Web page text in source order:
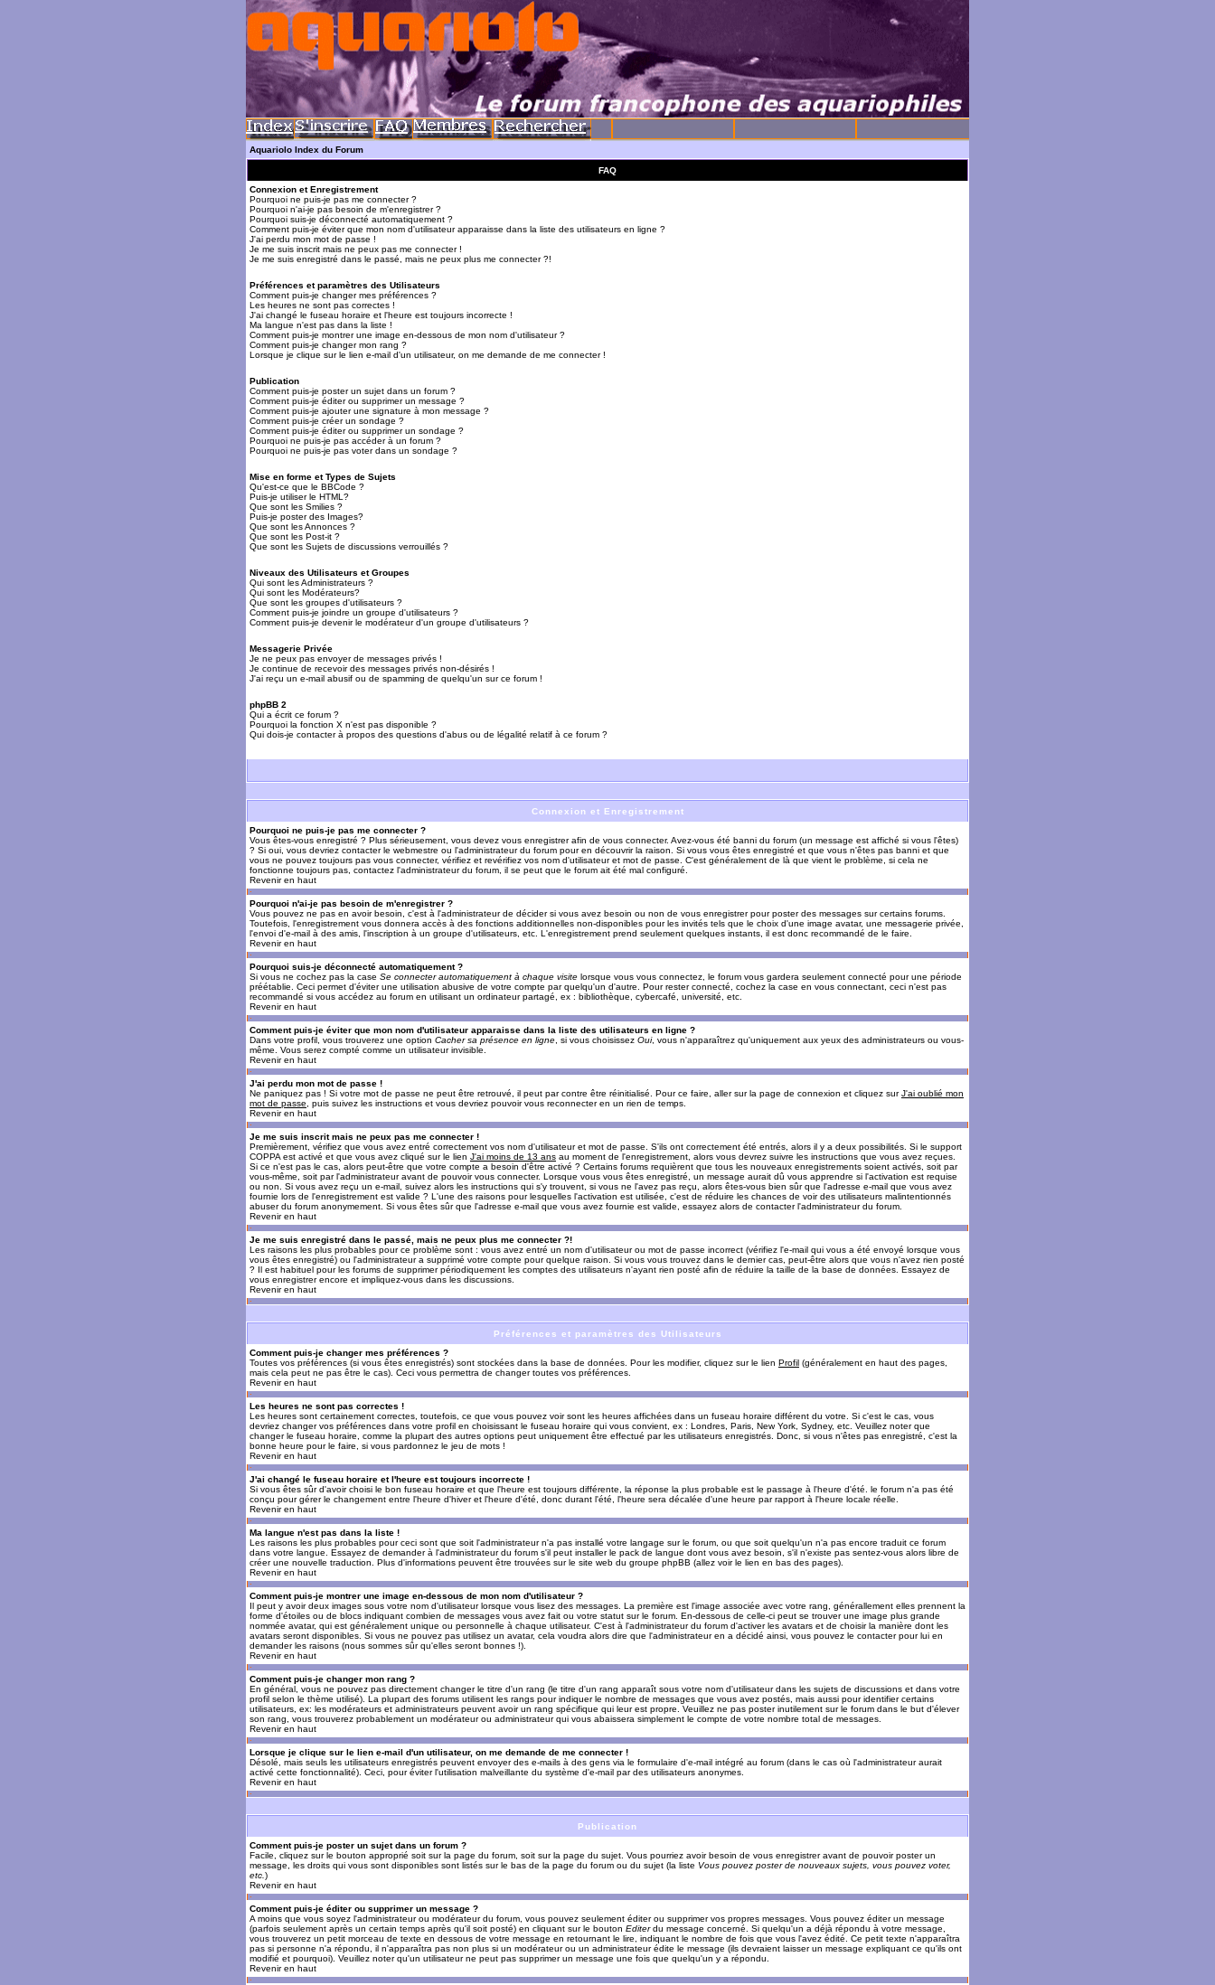
Aquariolo Index du Forum
FAQ
Connexion et Enregistrement
Pourquoi ne puis-je pas me connecter ?
Pourquoi n'ai-je pas besoin de m'enregistrer ?
Pourquoi suis-je déconnecté automatiquement ?
Comment puis-je éviter que mon nom d'utilisateur apparaisse dans la liste des utilisateurs en ligne ?
J'ai perdu mon mot de passe !
Je me suis inscrit mais ne peux pas me connecter !
Je me suis enregistré dans le passé, mais ne peux plus me connecter ?!
Préférences et paramètres des Utilisateurs
Comment puis-je changer mes préférences ?
Les heures ne sont pas correctes !
J'ai changé le fuseau horaire et l'heure est toujours incorrecte !
Ma langue n'est pas dans la liste !
Comment puis-je montrer une image en-dessous de mon nom d'utilisateur ?
Comment puis-je changer mon rang ?
Lorsque je clique sur le lien e-mail d'un utilisateur, on me demande de me connecter !
Publication
Comment puis-je poster un sujet dans un forum ?
Comment puis-je éditer ou supprimer un message ?
Comment puis-je ajouter une signature à mon message ?
Comment puis-je créer un sondage ?
Comment puis-je éditer ou supprimer un sondage ?
Pourquoi ne puis-je pas accéder à un forum ?
Pourquoi ne puis-je pas voter dans un sondage ?
Mise en forme et Types de Sujets
Qu'est-ce que le BBCode ?
Puis-je utiliser le HTML?
Que sont les Smilies ?
Puis-je poster des Images?
Que sont les Annonces ?
Que sont les Post-it ?
Que sont les Sujets de discussions verrouillés ?
Niveaux des Utilisateurs et Groupes
Qui sont les Administrateurs ?
Qui sont les Modérateurs?
Que sont les groupes d'utilisateurs ?
Comment puis-je joindre un groupe d'utilisateurs ?
Comment puis-je devenir le modérateur d'un groupe d'utilisateurs ?
Messagerie Privée
Je ne peux pas envoyer de messages privés !
Je continue de recevoir des messages privés non-désirés !
J'ai reçu un e-mail abusif ou de spamming de quelqu'un sur ce forum !
phpBB 2
Qui a écrit ce forum ?
Pourquoi la fonction X n'est pas disponible ?
Qui dois-je contacter à propos des questions d'abus ou de légalité relatif à ce forum ?
Connexion et Enregistrement
Pourquoi ne puis-je pas me connecter ?
Vous êtes-vous enregistré ? Plus sérieusement, vous devez vous enregistrer afin de vous connecter. Avez-vous été banni du forum (un message est affiché si vous l'êtes)
? Si oui, vous devriez contacter le webmestre ou l'administrateur du forum pour en découvrir la raison. Si vous vous êtes enregistré et que vous n'êtes pas banni et que
vous ne pouvez toujours pas vous connecter, vérifiez et revérifiez vos nom d'utilisateur et mot de passe. C'est généralement de là que vient le problème, si cela ne
fonctionne toujours pas, contactez l'administrateur du forum, il se peut que le forum ait été mal configuré.
Revenir en haut
Pourquoi n'ai-je pas besoin de m'enregistrer ?
Vous pouvez ne pas en avoir besoin, c'est à l'administrateur de décider si vous avez besoin ou non de vous enregistrer pour poster des messages sur certains forums.
Toutefois, l'enregistrement vous donnera accès à des fonctions additionnelles non-disponibles pour les invités tels que le choix d'une image avatar, une messagerie privée,
l'envoi d'e-mail à des amis, l'inscription à un groupe d'utilisateurs, etc. L'enregistrement prend seulement quelques instants, il est donc recommandé de le faire.
Revenir en haut
Pourquoi suis-je déconnecté automatiquement ?
Si vous ne cochez pas la case Se connecter automatiquement à chaque visite lorsque vous vous connectez, le forum vous gardera seulement connecté pour une période
préétablie. Ceci permet d'éviter une utilisation abusive de votre compte par quelqu'un d'autre. Pour rester connecté, cochez la case en vous connectant, ceci n'est pas
recommandé si vous accédez au forum en utilisant un ordinateur partagé, ex : bibliothèque, cybercafé, université, etc.
Revenir en haut
Comment puis-je éviter que mon nom d'utilisateur apparaisse dans la liste des utilisateurs en ligne ?
Dans votre profil, vous trouverez une option Cacher sa présence en ligne , si vous choisissez Oui, vous n'apparaîtrez qu'uniquement aux yeux des administrateurs ou vous-
même. Vous serez compté comme un utilisateur invisible.
Revenir en haut
J'ai perdu mon mot de passe !
Ne paniquez pas ! Si votre mot de passe ne peut être retrouvé, il peut par contre être réinitialisé. Pour ce faire, aller sur la page de connexion et cliquez surJ'ai oublié mon
mot de passe , puis suivez les instructions et vous devriez pouvoir vous reconnecter en un rien de temps.
Revenir en haut
Je me suis inscrit mais ne peux pas me connecter !
Premièrement, vérifiez que vous avez entré correctement vos nom d'utilisateur et mot de passe. S'ils ont correctement été entrés, alors il y a deux possibilités. Si le support
COPPA est activé et que vous avez cliqué sur le lien J'ai moins de 13 ans au moment de l'enregistrement, alors vous devrez suivre les instructions que vous avez reçues.
Si ce n'est pas le cas, alors peut-être que votre compte a besoin d'être activé ? Certains forums requièrent que tous les nouveaux enregistrements soient activés, soit par
vous-même, soit par l'administrateur avant de pouvoir vous connecter. Lorsque vous vous êtes enregistré, un message aurait dû vous apprendre si l'activation est requise
ou non. Si vous avez reçu un e-mail, suivez alors les instructions qui s'y trouvent, si vous ne l'avez pas reçu, alors êtes-vous bien sûr que l'adresse e-mail que vous avez
fournie lors de l'enregistrement est valide ? L'une des raisons pour lesquelles l'activation est utilisée, c'est de réduire les chances de voir des utilisateurs malintentionnés
abuser du forum anonymement. Si vous êtes sûr que l'adresse e-mail que vous avez fournie est valide, essayez alors de contacter l'administrateur du forum.
Revenir en haut
Je me suis enregistré dans le passé, mais ne peux plus me connecter ?!
Les raisons les plus probables pour ce problème sont : vous avez entré un nom d'utilisateur ou mot de passe incorrect (vérifiez l'e-mail qui vous a été envoyé lorsque vous
vous êtes enregistré) ou l'administrateur a supprimé votre compte pour quelque raison. Si vous vous trouvez dans le dernier cas, peut-être alors que vous n'avez rien posté
? Il est habituel pour les forums de supprimer périodiquement les comptes des utilisateurs n'ayant rien posté afin de réduire la taille de la base de données. Essayez de
vous enregistrer encore et impliquez-vous dans les discussions.
Revenir en haut
Préférences et paramètres des Utilisateurs
Comment puis-je changer mes préférences ?
Toutes vos préférences (si vous êtes enregistrés) sont stockées dans la base de données. Pour les modifier, cliquez sur le lien Profil (généralement en haut des pages,
mais cela peut ne pas être le cas). Ceci vous permettra de changer toutes vos préférences.
Revenir en haut
Les heures ne sont pas correctes !
Les heures sont certainement correctes, toutefois, ce que vous pouvez voir sont les heures affichées dans un fuseau horaire différent du votre. Si c'est le cas, vous
devriez changer vos préférences dans votre profil en choisissant le fuseau horaire qui vous convient, ex : Londres, Paris, New York, Sydney, etc. Veuillez noter que
changer le fuseau horaire, comme la plupart des autres options peut uniquement être effectué par les utilisateurs enregistrés. Donc, si vous n'êtes pas enregistré, c'est la
bonne heure pour le faire, si vous pardonnez le jeu de mots !
Revenir en haut
J'ai changé le fuseau horaire et l'heure est toujours incorrecte !
Si vous êtes sûr d'avoir choisi le bon fuseau horaire et que l'heure est toujours différente, la réponse la plus probable est le passage à l'heure d'été. le forum n'a pas été
conçu pour gérer le changement entre l'heure d'hiver et l'heure d'été, donc durant l'été, l'heure sera décalée d'une heure par rapport à l'heure locale réelle.
Revenir en haut
Ma langue n'est pas dans la liste !
Les raisons les plus probables pour ceci sont que soit l'administrateur n'a pas installé votre langage sur le forum, ou que soit quelqu'un n'a pas encore traduit ce forum
dans votre langue. Essayez de demander à l'administrateur du forum s'il peut installer le pack de langue dont vous avez besoin, s'il n'existe pas sentez-vous alors libre de
créer une nouvelle traduction. Plus d'informations peuvent être trouvées sur le site web du groupe phpBB (allez voir le lien en bas des pages).
Revenir en haut
Comment puis-je montrer une image en-dessous de mon nom d'utilisateur ?
Il peut y avoir deux images sous votre nom d'utilisateur lorsque vous lisez des messages. La première est l'image associée avec votre rang, générallement elles prennent la
forme d'étoiles ou de blocs indiquant combien de messages vous avez fait ou votre statut sur le forum. En-dessous de celle-ci peut se trouver une image plus grande
nommée avatar, qui est généralement unique ou personnelle à chaque utilisateur. C'est à l'administrateur du forum d'activer les avatars et de choisir la manière dont les
avatars seront disponibles. Si vous ne pouvez pas utilisez un avatar, cela voudra alors dire que l'administrateur en a décidé ainsi, vous pouvez le contacter pour lui en
demander les raisons (nous sommes sûr qu'elles seront bonnes !).
Revenir en haut
Comment puis-je changer mon rang ?
En général, vous ne pouvez pas directement changer le titre d'un rang (le titre d'un rang apparaît sous votre nom d'utilisateur dans les sujets de discussions et dans votre
profil selon le thème utilisé). La plupart des forums utilisent les rangs pour indiquer le nombre de messages que vous avez postés, mais aussi pour identifier certains
utilisateurs, ex: les modérateurs et administrateurs peuvent avoir un rang spécifique qui leur est propre. Veuillez ne pas poster inutilement sur le forum dans le but d'élever
son rang, vous trouverez probablement un modérateur ou administrateur qui vous abaissera simplement le compte de votre nombre total de messages.
Revenir en haut
Lorsque je clique sur le lien e-mail d'un utilisateur, on me demande de me connecter !
Désolé, mais seuls les utilisateurs enregistrés peuvent envoyer des e-mails à des gens via le formulaire d'e-mail intégré au forum (dans le cas où l'administrateur aurait
activé cette fonctionnalité). Ceci, pour éviter l'utilisation malveillante du système d'e-mail par des utilisateurs anonymes.
Revenir en haut
Publication
Comment puis-je poster un sujet dans un forum ?
Facile, cliquez sur le bouton approprié soit sur la page du forum, soit sur la page du sujet. Vous pourriez avoir besoin de vous enregistrer avant de pouvoir poster un
message, les droits qui vous sont disponibles sont listés sur le bas de la page du forum ou du sujet (la liste Vous pouvez poster de nouveaux sujets, vous pouvez voter,
etc. )
Revenir en haut
Comment puis-je éditer ou supprimer un message ?
A moins que vous soyez l'administrateur ou modérateur du forum, vous pouvez seulement éditer ou supprimer vos propres messages. Vous pouvez éditer un message
(parfois seulement après un certain temps après qu'il soit posté) en cliquant sur le bouton Editerdu message concerné. Si quelqu'un a déjà répondu à votre message,
vous trouverez un petit morceau de texte en dessous de votre message en retournant le lire, indiquant le nombre de fois que vous l'avez édité. Ce petit texte n'apparaîtra
pas si personne n'a répondu, il n'apparaîtra pas non plus si un modérateur ou un administrateur édite le message (ils devraient laisser un message expliquant ce qu'ils ont
modifié et pourquoi). Veuillez noter qu'un utilisateur ne peut pas supprimer un message une fois que quelqu'un y a répondu.
Revenir en haut